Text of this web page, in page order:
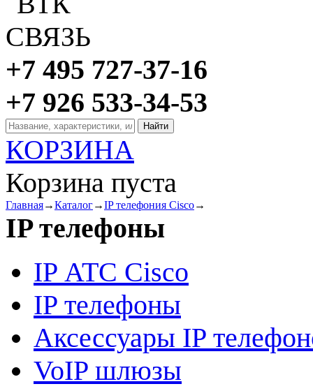
+7 495 727-37-16
+7 926 533-34-53
КОРЗИНА
Корзина пуста
Главная→Каталог→IP телефония Cisco→
IP телефоны
IP АТС Cisco
IP телефоны
Аксессуары IP
VoIP шлюзы